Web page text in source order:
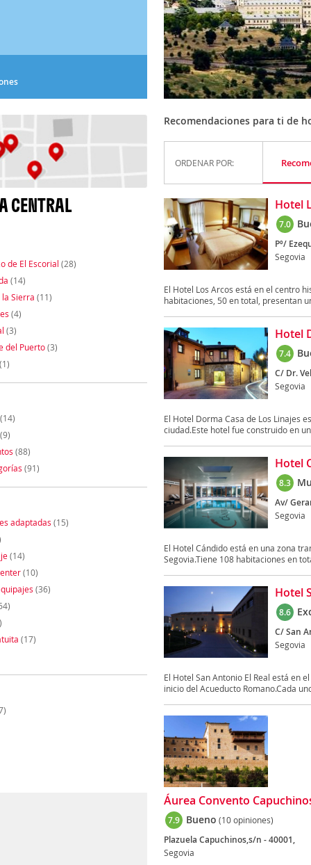
CENTRAL
de El Escorial (28)
(14)
Sierra (11)
(4)
(3)
del Puerto(3)
(88)
(91)
adaptadas (15)
(14)
(10)
(36)
(17)
Recomendaciones para ti de
ORDENAR POR:
Hotel
7.0
Pº/
Segovia
El Hotel Los Arcos está en el centro
habitaciones, 50 en total, presentan
Hotel
7.4
C/ Dr.
Segovia
El Hotel Dorma Casa de Los Linajes
ciudad.Este hotel fue construido en
Hotel
8.3
Av/
Segovia
El Hotel Cándido está en una zona
Segovia.Tiene 108 habitaciones en
Hotel
8.6
C/ San
Segovia
El Hotel San Antonio El Real está en
inicio del Acueducto Romano.Cada
Áurea Convento
7.9 Bueno (10 opiniones)
Plazuela Capuchinos,s/n - 40001,
Segovia